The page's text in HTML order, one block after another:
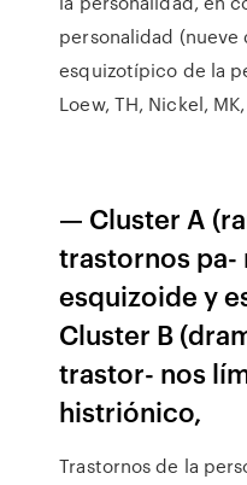
personalidad
esquizotípico de la
Loew, TH, Nickel,
— Cluster A
trastornos pa-
esquizoide y
Cluster B
trastor- nos
histriónico,
Trastornos de la